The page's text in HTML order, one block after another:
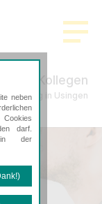
& Kollegen
in Usingen
neben
Cookies
darf.
in der